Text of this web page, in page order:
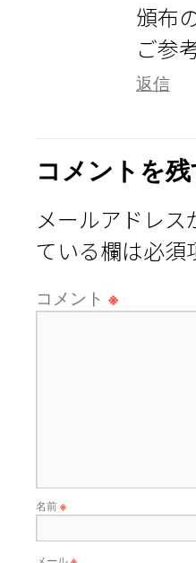
頒布
ご参
返信
コメントを
メールアドレ
ている欄は必須
コメント ※
名前※